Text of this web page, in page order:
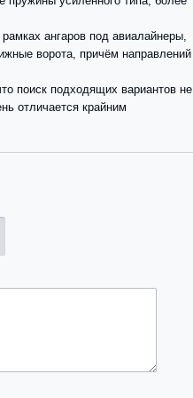
ангаров под авиалайнеры,
ворота, причём направлений
поиск подходящих вариантов не
отличается крайним